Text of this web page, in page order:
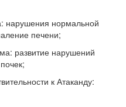
нарушения нормальной
печени;
развитие нарушений
к Атаканду: